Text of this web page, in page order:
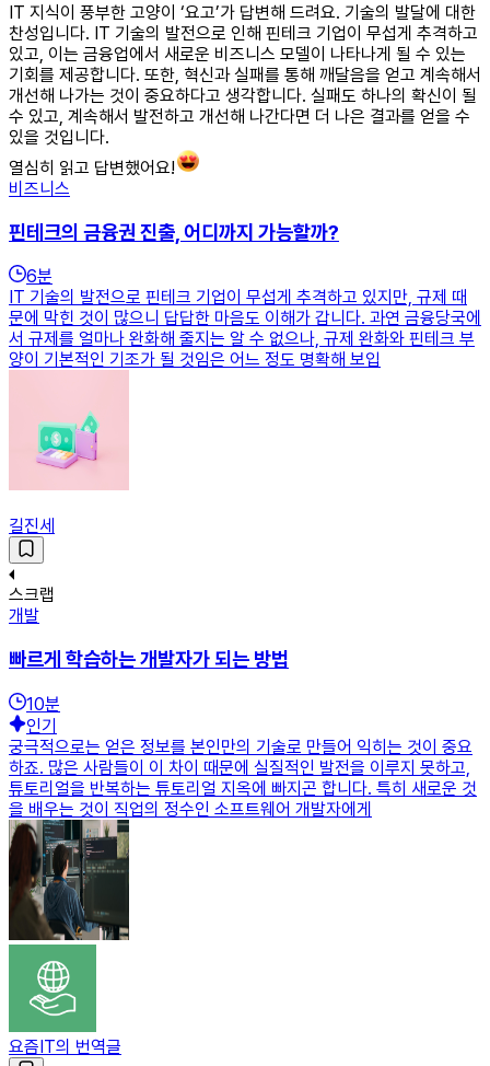
IT 지식이 풍부한 고양이 ‘요고’가 답변해 드려요. 기술의 발달에 대한
찬성입니다. IT 기술의 발전으로 인해 핀테크 기업이 무섭게 추격하고
있고, 이는 금융업에서 새로운 비즈니스 모델이 나타나게 될 수 있는
기회를 제공합니다. 또한, 혁신과 실패를 통해 깨달음을 얻고 계속해서
개선해 나가는 것이 중요하다고 생각합니다. 실패도 하나의 확신이 될
수 있고, 계속해서 발전하고 개선해 나간다면 더 나은 결과를 얻을 수
있을 것입니다.
열심히 읽고 답변했어요!
비즈니스
핀테크의 금융권 진출, 어디까지 가능할까?
6분
IT 기술의 발전으로 핀테크 기업이 무섭게 추격하고 있지만, 규제 때
문에 막힌 것이 많으니 답답한 마음도 이해가 갑니다. 과연 금융당국에
서 규제를 얼마나 완화해 줄지는 알 수 없으나, 규제 완화와 핀테크 부
양이 기본적인 기조가 될 것임은 어느 정도 명확해 보입
길진세
스크랩
개발
빠르게 학습하는 개발자가 되는 방법
10분
인기
궁극적으로는 얻은 정보를 본인만의 기술로 만들어 익히는 것이 중요
하죠. 많은 사람들이 이 차이 때문에 실질적인 발전을 이루지 못하고,
튜토리얼을 반복하는 튜토리얼 지옥에 빠지곤 합니다. 특히 새로운 것
을 배우는 것이 직업의 정수인 소프트웨어 개발자에게
요즘IT의 번역글